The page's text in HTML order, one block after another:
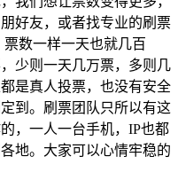
好友，或者找专业的刷票
数一样一天也就几百
少则一天几万票，多则几
是真人投票，也没有安全
到。刷票团队只所以有这
，一人一台手机，IP也都
地。大家可以心情牢稳的